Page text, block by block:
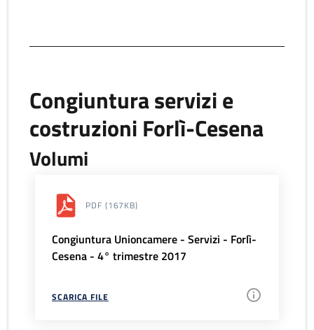
Congiuntura servizi e
costruzioni Forlì-Cesena
Volumi
PDF (167KB)
Congiuntura Unioncamere - Servizi - Forlì-
Cesena - 4° trimestre 2017
SCARICA FILE